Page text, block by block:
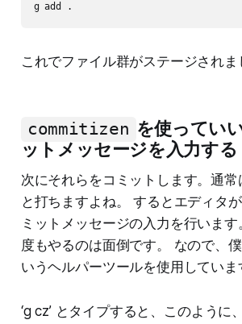
g add .
これでファイル群がステージされま
commitizen を使ってい
ットメッセージを入力する
次にそれらをコミットします。通常
と打ちますよね。 するとエディタ
ミットメッセージの入力を行いま
度もやるのは面倒です。 なので、
いうヘルパーツールを使用していま
‘g cz’ とタイプすると、このように